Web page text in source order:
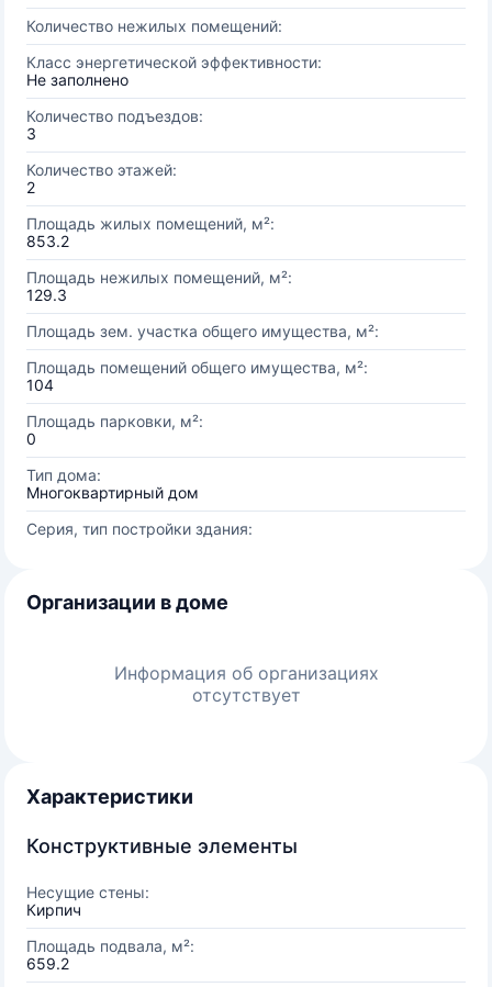
Количество нежилых помещений:
Класс энергетической эффективности:
Не заполнено
Количество подъездов:
3
Количество этажей:
2
Площадь жилых помещений, м²:
853.2
Площадь нежилых помещений, м²:
129.3
Площадь зем. участка общего имущества, м²:
Площадь помещений общего имущества, м²:
104
Площадь парковки, м²:
0
Тип дома:
Многоквартирный дом
Серия, тип постройки здания:
Организации в доме
Информация об организациях
отсутствует
Характеристики
Конструктивные элементы
Несущие стены:
Кирпич
Площадь подвала, м²:
659.2